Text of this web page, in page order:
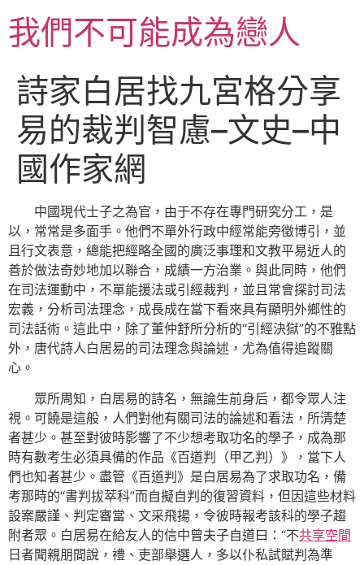
至
主我們不可能成為戀人
詩家白居找九宮格分享
易的裁判智慮–文史–中
國作家網
中國現代士子之為官，由于不存在專門研究分工，是
以，常常是多面手。他們不單外行政中經常能旁徵博引，並
且行文表意，總能把經略全國的廣泛事理和文教平易近人的
善於做法奇妙地加以聯合，成績一方治業。與此同時，他們
在司法運動中，不單能援法或引經裁判，並且常會探討司法
宏義，分析司法理念，成長成在當下看來具有顯明外鄉性的
司法話術。這此中，除了董仲舒所分析的“引經決獄”的不雅點
外，唐代詩人白居易的司法理念與論述，尤為值得追蹤關
心。
眾所周知，白居易的詩名，無論生前身后，都令眾人注
視。可饒是這般，人們對他有關司法的論述和看法，所清楚
者甚少。甚至對彼時影響了不少想考取功名的學子，成為那
時有數考生必須具備的作品《百道判（甲乙判）》，當下人
們也知者甚少。盡管《百道判》是白居易為了求取功名，備
考那時的“書判拔萃科”而自擬自判的復習資料，但因這些材料
設案嚴謹、判定審當、文采飛揚，令彼時報考該科的學子趨
附者眾。白居易在給友人的信中曾夫子自道曰：“不共享空間
日者聞親朋間說，禮、吏部舉選人，多以仆私試賦判為準